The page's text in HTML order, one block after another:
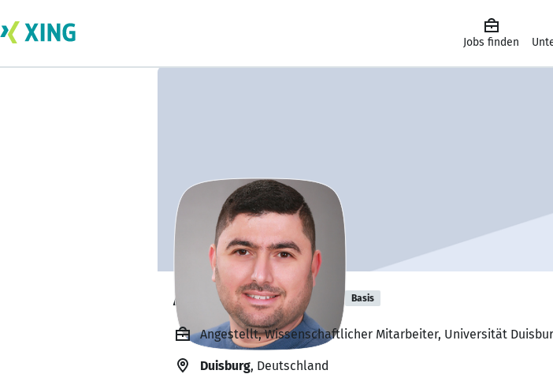
Jobs finden
Ahmed Al-kamal Basis
Angestellt, Wissenschaftlicher Mitarbeiter, Universität
Duisburg, Deutschland